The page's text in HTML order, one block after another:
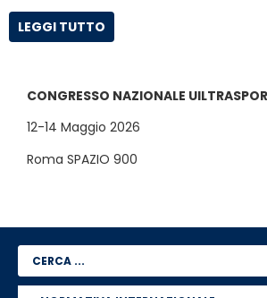
LEGGI TUTTO
CONGRESSO NAZIONALE
12-14 Maggio 2026
Roma SPAZIO 900